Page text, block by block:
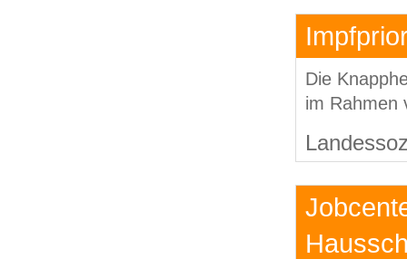
Die
im Rahmen